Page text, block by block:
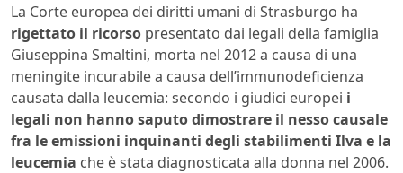
La Corte europea dei diritti umani di Strasburgo ha
rigettato il ricorso presentato dai legali della famiglia
Giuseppina Smaltini, morta nel 2012 a causa di una
meningite incurabile a causa dell’immunodeficienza
causata dalla leucemia: secondo i giudici europei i
legali non hanno saputo dimostrare il nesso causale
fra le emissioni inquinanti degli stabilimenti Ilva e la
leucemia che è stata diagnosticata alla donna nel 2006.